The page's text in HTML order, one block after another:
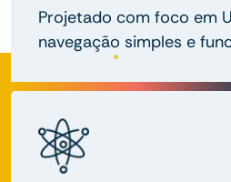
Projetado com foco em
navegação simples e